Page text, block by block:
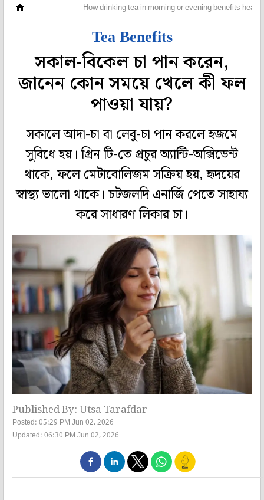
How drinking tea in morning or evening benefits health
Tea Benefits
সকাল-বিকেল চা পান করেন,
জানেন কোন সময়ে খেলে কী ফল
পাওয়া যায়?
সকালে আদা-চা বা লেবু-চা পান করলে হজমে
সুবিধে হয়। গ্রিন টি-তে প্রচুর অ্যান্টি-অক্সিডেন্ট
থাকে, ফলে মেটাবোলিজম সক্রিয় হয়, হৃদয়ের
স্বাস্থ্য ভালো থাকে। চটজলদি এনার্জি পেতে সাহায্য
করে সাধারণ লিকার চা।
Published By: Utsa Tarafdar
Posted: 05:29 PM Jun 02, 2026
Updated: 06:30 PM Jun 02, 2026